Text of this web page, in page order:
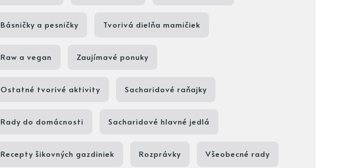
Básničky a pesničky Tvorivá dielňa mamičiek
Raw a vegan Zaujímavé ponuky
Ostatné tvorivé aktivity Sacharidové raňajky
Rady do domácnosti Sacharidové hlavné jedlá
Recepty šikovných gazdiniek Rozprávky Všeobecné rady